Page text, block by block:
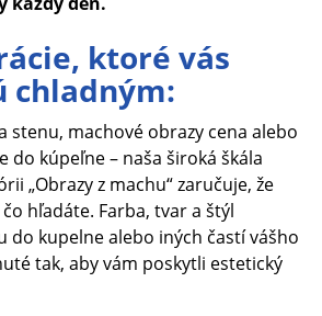
ktoré vás
chladným:
stenu, machové obrazy cena alebo
do kúpeľne – naša široká škála
„Obrazy z machu“ zaručuje, že
hľadáte. Farba, tvar a štýl
do kupelne alebo iných častí vášho
tak, aby vám poskytli estetický